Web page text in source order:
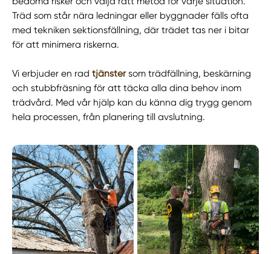
Träd som står nära ledningar eller byggnader fälls ofta
med tekniken sektionsfällning, där trädet tas ner i bitar
för att minimera riskerna.
Vi erbjuder en radtjänstersom trädfällning, beskärning
och stubbfräsning för att täcka alla dina behov inom
trädvård. Med vår hjälp kan du känna dig trygg genom
hela processen, från planering till avslutning.